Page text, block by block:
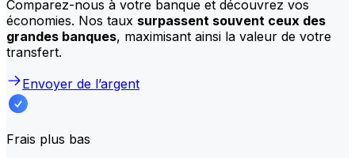
Comparez-nous à votre banque et découvrez vos
économies. Nos taux surpassent souvent ceux des
grandes banques, maximisant ainsi la valeur de votre
transfert.
Envoyer de l’argent
Frais plus bas